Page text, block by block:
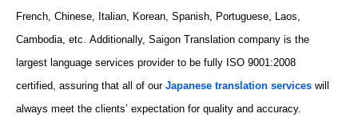
French, Chinese, Italian, Korean, Spanish, Portuguese, Laos,
Cambodia, etc. Additionally, Saigon Translation company is the
largest language services provider to be fully ISO 9001:2008
certified, assuring that all of our Japanese translation services will
always meet the clients’ expectation for quality and accuracy.